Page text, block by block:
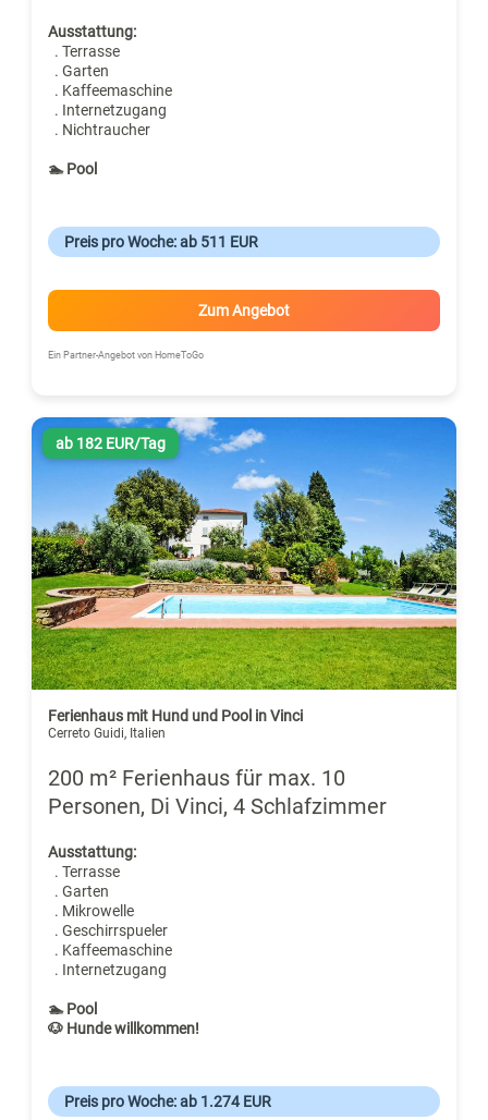
Ausstattung:
. Terrasse
. Garten
. Kaffeemaschine
. Internetzugang
. Nichtraucher
🏊 Pool
Preis pro Woche: ab 511 EUR
Zum Angebot
Ein Partner-Angebot von HomeToGo
ab 182 EUR/Tag
Ferienhaus mit Hund und Pool in Vinci
Cerreto Guidi, Italien
200 m² Ferienhaus für max. 10
Personen, Di Vinci, 4 Schlafzimmer
Ausstattung:
. Terrasse
. Garten
. Mikrowelle
. Geschirrspueler
. Kaffeemaschine
. Internetzugang
🏊 Pool
🐶 Hunde willkommen!
Preis pro Woche: ab 1.274 EUR